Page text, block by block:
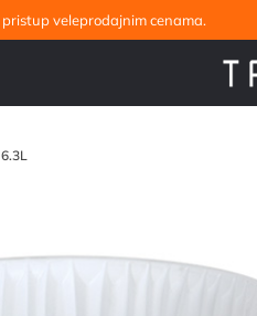
veleprodajnim cenama.